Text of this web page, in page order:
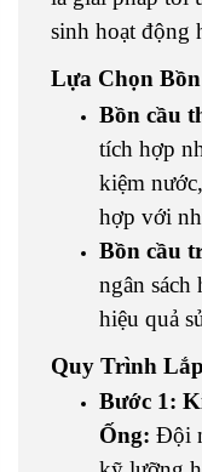
sinh hoạt động
Lựa Chọn
Bồn cầu
tích hợp
kiệm
hợp với
Bồn cầu
ngân sách
hiệu quả
Quy Trình
Bước 1:
Ống: Đội